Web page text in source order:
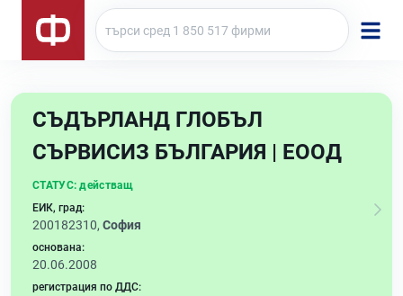
СЪДЪРЛАНД ГЛОБЪЛ
СЪРВИСИЗ БЪЛГАРИЯ | ЕООД
СТАТУС: действащ
ЕИК, град:
200182310, София
основана:
20.06.2008
регистрация по ДДС: